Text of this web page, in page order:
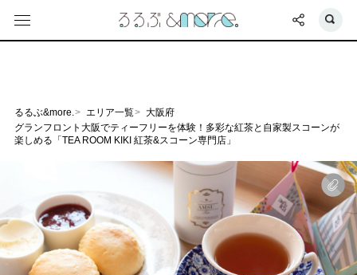
るるぶ&more. エリア一覧
大阪府
グランフロント大阪でティーフリーを体験！多彩な紅茶と自家製スコーンが
楽しめる「TEA ROOM KIKI 紅茶&スコーン専門店」